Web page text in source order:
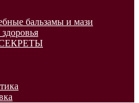
бальзамы и мази